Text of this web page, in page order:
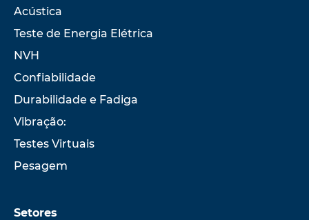
Acústica
Teste de Energia Elétrica
NVH
Confiabilidade
Durabilidade e Fadiga
Vibração:
Testes Virtuais
Pesagem
Setores